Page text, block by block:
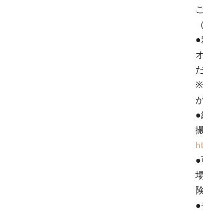
（
●
※
●
●
●